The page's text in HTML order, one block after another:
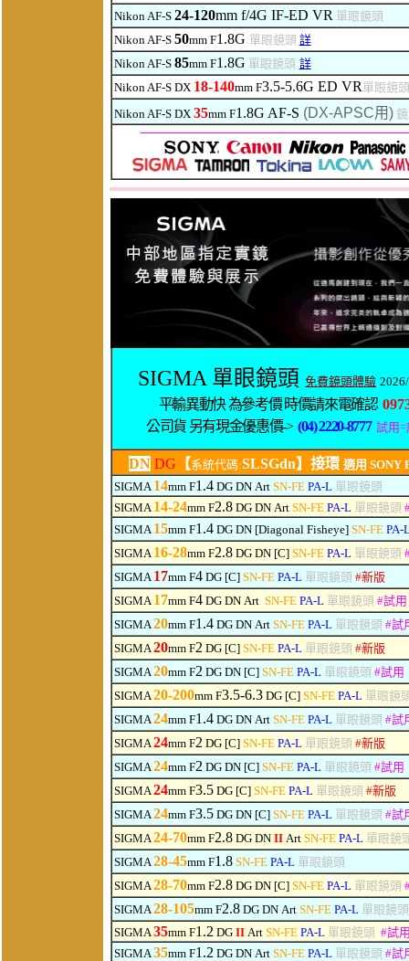
Nikon AF-S 24-120mm f/4G IF-ED VR 單眼鏡頭
Nikon AF-S 50mm F1.8G 單眼鏡頭 詳
Nikon AF-S 85mm F1.8G 單眼鏡頭 詳
Nikon AF-S DX 18-140mm F3.5-5.6G ED VR單眼鏡頭
Nikon AF-S DX 35mm F1.8G AF-S (DX-APSC用)
SIGMA 單眼鏡頭 免費鏡頭體驗
平輸異動快 為參考價 時價請來電確認
公司貨 另有現金優惠價->(04) 2220-8777 試用=
DN DG 【系統代碼:SLSGdn】接環 適用 SONY
SIGMA14mm F1.4 DG DN Art SN-FEPA-L單眼鏡頭
SIGMA14-24mm F2.8 DG DN Art SN-FEPA-L單眼鏡頭
SIGMA15mm F1.4 DG DN [Diagonal Fisheye] SN-FEPA-
SIGMA16-28mm F2.8 DG DN [C] SN-FEPA-L單眼鏡頭
SIGMA17mm F4 DG [C] SN-FEPA-L單眼鏡頭#新版
SIGMA17mm F4 DG DN Art SN-FEPA-L單眼鏡頭#試用
SIGMA20mm F1.4 DG DN Art SN-FEPA-L單眼鏡頭 #試
SIGMA20mm F2 DG [C] SN-FEPA-L單眼鏡頭#新版
SIGMA20mm F2 DG DN [C] SN-FEPA-L單眼鏡頭#試用
SIGMA20-200mm F3.5-6.3 DG [C] SN-FEPA-L單眼鏡
SIGMA24mm F1.4 DG DN Art SN-FEPA-L單眼鏡頭 #試
SIGMA24mm F2 DG [C] SN-FEPA-L單眼鏡頭#新版
SIGMA24mm F2 DG DN [C] SN-FEPA-L單眼鏡頭 #試用
SIGMA24mm F3.5 DG [C] SN-FEPA-L單眼鏡頭#新版
SIGMA24mm F3.5 DG DN [C] SN-FEPA-L單眼鏡頭 #試
SIGMA24-70mm F2.8 DG DN II Art SN-FEPA-L單眼鏡
SIGMA28-45mm F1.8 SN-FEPA-L單眼鏡頭
SIGMA28-70mm F2.8 DG DN [C] SN-FEPA-L單眼鏡頭
SIGMA28-105mm F2.8 DG DN Art SN-FEPA-L單眼鏡
SIGMA35mm F1.2 DG II Art SN-FEPA-L單眼鏡頭 #試
SIGMA35mm F1.2 DG DN Art SN-FEPA-L單眼鏡頭 #試